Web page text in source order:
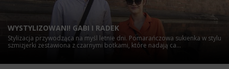
WYSTYLIZOWANI! GABI I RADEK
Stylizacja przywodząca na myśl letnie dni. Pomarańczowa sukienka w stylu
szmizjerki zestawiona z czarnymi botkami, które nadają ca...